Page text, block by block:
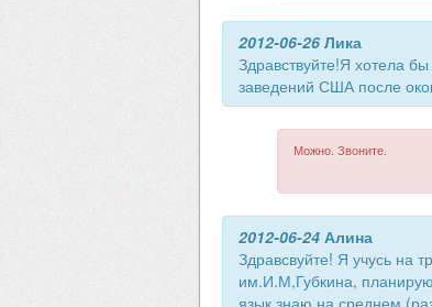
2012-06-26 Лика
Здравствуйте!Я хотела
заведений США после
Можно. Звоните.
2012-06-24 Алина
Здравсвуйте! Я учусь на
им.И.М,Губкина,